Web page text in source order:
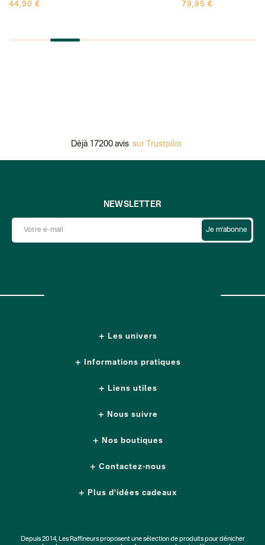
44,90 €
79,95 €
Déjà 17200 avis sur Trustpilot
Les univers
Informations pratiques
Liens utiles
NEWSLETTER
Je m'abonne
Nous suivre
Nos boutiques
Contactez-nous
Plus d'idées cadeaux
Depuis 2014, Les Raffineurs proposent une sélection de produits pour dénicher